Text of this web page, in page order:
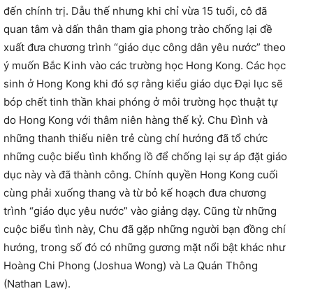
đến chính trị. Dẫu thế nhưng khi chỉ vừa 15 tuổi, cô đã
quan tâm và dấn thân tham gia phong trào chống lại đề
xuất đưa chương trình “giáo dục công dân yêu nước” theo
ý muốn Bắc Kinh vào các trường học Hong Kong. Các học
sinh ở Hong Kong khi đó sợ rằng kiểu giáo dục Đại lục sẽ
bóp chết tinh thần khai phóng ở môi trường học thuật tự
do Hong Kong với thâm niên hàng thế kỷ. Chu Đình và
những thanh thiếu niên trẻ cùng chí hướng đã tổ chức
những cuộc biểu tình khổng lồ để chống lại sự áp đặt giáo
dục này và đã thành công. Chính quyền Hong Kong cuối
cùng phải xuống thang và từ bỏ kế hoạch đưa chương
trình “giáo dục yêu nước” vào giảng dạy. Cũng từ những
cuộc biểu tình này, Chu đã gặp những người bạn đồng chí
hướng, trong số đó có những gương mặt nổi bật khác như
Hoàng Chi Phong (Joshua Wong) và La Quán Thông
(Nathan Law).